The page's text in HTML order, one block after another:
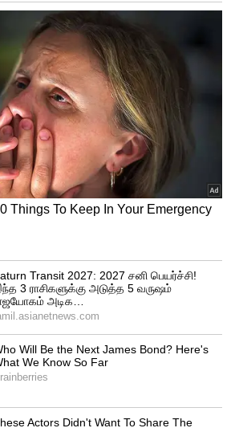
தங்க மோதிரம்
பிரச்சினைகள்